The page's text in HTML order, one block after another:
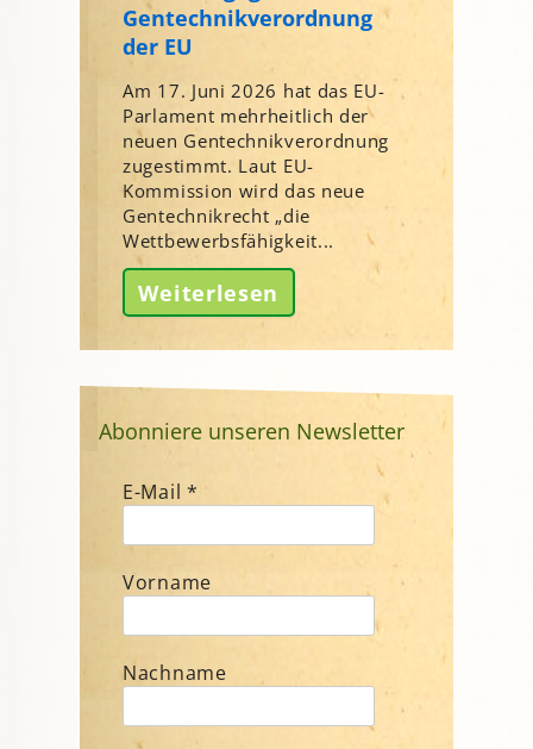
Gentechnikverordnung
der EU
Am 17. Juni 2026 hat das EU-
Parlament mehrheitlich der
neuen Gentechnikverordnung
zugestimmt. Laut EU-
Kommission wird das neue
Gentechnikrecht „die
Wettbewerbsfähigkeit...
Weiterlesen
Abonniere unseren Newsletter
E-Mail *
Vorname
Nachname